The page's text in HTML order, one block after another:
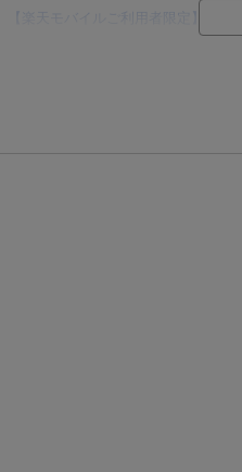
【楽天モバイルご利用者限定】条件